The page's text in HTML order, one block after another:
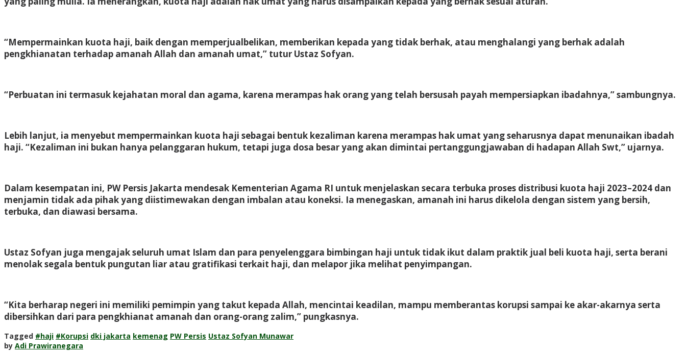
“Mempermainkan kuota haji, baik dengan memperjualbelikan, memberikan kepada yang tidak berhak, atau menghalangi yang berhak adalah
pengkhianatan terhadap amanah Allah dan amanah umat,” tutur Ustaz Sofyan.
“Perbuatan ini termasuk kejahatan moral dan agama, karena merampas hak orang yang telah bersusah payah mempersiapkan ibadahnya,” sambungnya.
Lebih lanjut, ia menyebut mempermainkan kuota haji sebagai bentuk kezaliman karena merampas hak umat yang seharusnya dapat menunaikan ibadah
haji. “Kezaliman ini bukan hanya pelanggaran hukum, tetapi juga dosa besar yang akan dimintai pertanggungjawaban di hadapan Allah Swt,” ujarnya.
Dalam kesempatan ini, PW Persis Jakarta mendesak Kementerian Agama RI untuk menjelaskan secara terbuka proses distribusi kuota haji 2023–2024 dan
menjamin tidak ada pihak yang diistimewakan dengan imbalan atau koneksi. Ia menegaskan, amanah ini harus dikelola dengan sistem yang bersih,
terbuka, dan diawasi bersama.
Ustaz Sofyan juga mengajak seluruh umat Islam dan para penyelenggara bimbingan haji untuk tidak ikut dalam praktik jual beli kuota haji, serta berani
menolak segala bentuk pungutan liar atau gratifikasi terkait haji, dan melapor jika melihat penyimpangan.
“Kita berharap negeri ini memiliki pemimpin yang takut kepada Allah, mencintai keadilan, mampu memberantas korupsi sampai ke akar-akarnya serta
dibersihkan dari para pengkhianat amanah dan orang-orang zalim,” pungkasnya.
Tagged #haji #Korupsi dki jakarta kemenag PW Persis Ustaz Sofyan Munawar
by Adi Prawiranegara